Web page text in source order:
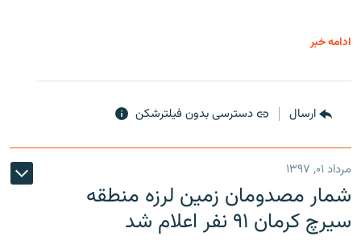
ادامه خبر
ارسال دسترسی بدون فیلترشکن
مرداد ۰۱, ۱۳۹۷
شمار مصدومان زمین لرزه منطقه
سیرچ کرمان ۹۱ نفر اعلام شد